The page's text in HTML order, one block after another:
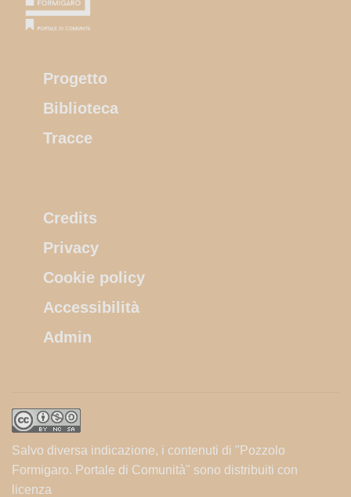
Progetto
Biblioteca
Tracce
Credits
Privacy
Cookie policy
Accessibilità
Admin
Salvo diversa indicazione, i contenuti di "Pozzolo
Formigaro. Portale di Comunità" sono distribuiti con
licenza